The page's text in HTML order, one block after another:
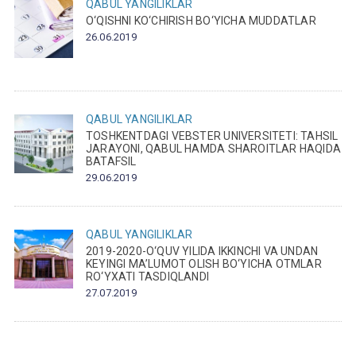
QABUL
YANGILIKLAR
O‘QISHNI KO‘CHIRISH BO‘YICHA MUDDATLAR
26.06.2019
QABUL
YANGILIKLAR
TOSHKENTDAGI VEBSTER UNIVERSITETI: TAHSIL
JARAYONI, QABUL HAMDA SHAROITLAR HAQIDA
BATAFSIL
29.06.2019
QABUL
YANGILIKLAR
2019-2020-O‘QUV YILIDA IKKINCHI VA UNDAN
KEYINGI MA’LUMOT OLISH BO‘YICHA OTMLAR
RO‘YXATI TASDIQLANDI
27.07.2019